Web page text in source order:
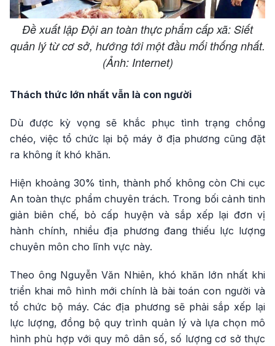
Đề xuất lập Đội an toàn thực phẩm cấp xã: Siết
quản lý từ cơ sở, hướng tới một đầu mối thống nhất.
(Ảnh: Internet)
Thách thức lớn nhất vẫn là con người
Dù được kỳ vọng sẽ khắc phục tình trạng chồng
chéo, việc tổ chức lại bộ máy ở địa phương cũng đặt
ra không ít khó khăn.
Hiện khoảng 30% tỉnh, thành phố không còn Chi cục
An toàn thực phẩm chuyên trách. Trong bối cảnh tinh
giản biên chế, bỏ cấp huyện và sắp xếp lại đơn vị
hành chính, nhiều địa phương đang thiếu lực lượng
chuyên môn cho lĩnh vực này.
Theo ông Nguyễn Văn Nhiên, khó khăn lớn nhất khi
triển khai mô hình mới chính là bài toán con người và
tổ chức bộ máy. Các địa phương sẽ phải sắp xếp lại
lực lượng, đồng bộ quy trình quản lý và lựa chọn mô
hình phù hợp với quy mô dân số, số lượng cơ sở thực